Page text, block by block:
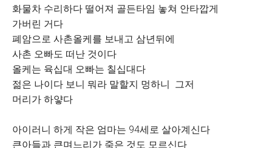
화물차 수리하다 떨어져 골든타임 놓쳐 안타깝게
가버린 거다
폐암으로 사촌올케를 보내고 삼년뒤에
사촌 오빠도 떠난 것이다
올케는 육십대 오빠는 칠십대다
젊은 나이다 보니 뭐라 말할지 멍하니 그저
머리가 하얗다
아이러니 하게 작은 엄마는 94세로 살아계신다
큰아들과 큰며느리가 죽은 것도 모르신다